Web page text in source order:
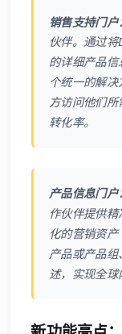
销售支持门户
伙伴。通过
的详细产品
个统一的解
方访问他们
转化率。
产品信息门户
作伙伴提供
化的营销资
产品或产品
述，实现全球